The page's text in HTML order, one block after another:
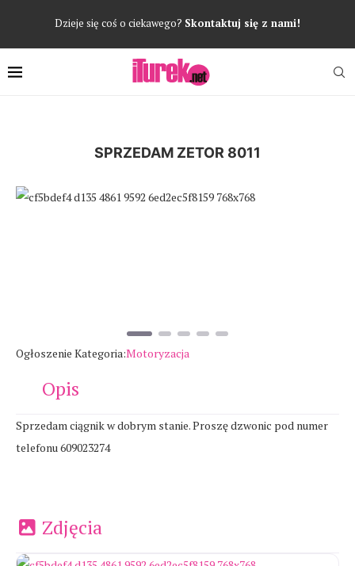
Dzieje się coś o ciekawego? Skontaktuj się z nami!
SPRZEDAM ZETOR 8011
Ogłoszenie Kategoria:Motoryzacja
Opis
Sprzedam ciągnik w dobrym stanie. Proszę dzwonic pod numer
telefonu 609023274
Zdjęcia